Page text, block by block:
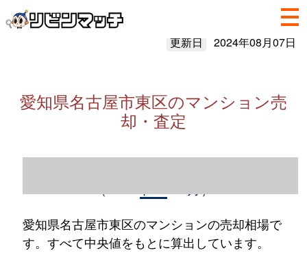
更新日 2024年08月07日
愛知県名古屋市東区のマンション売
却・査定
愛知県名古屋市東区のマンションの売却相場で
す。すべて中央値をもとに算出しています。